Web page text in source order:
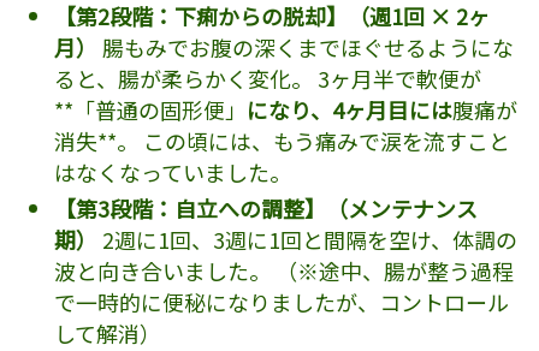
【第2段階：下痢からの脱却】（週1回 × 2ヶ
月）
腸もみでお腹の深くまでほぐせるようにな
ると、腸が柔らかく変化。 3ヶ月半で軟便が
**「普通の固形便」 になり、4ヶ月目には腹痛が
消失**。 この頃には、もう痛みで涙を流すこと
はなくなっていました。
【第3段階：自立への調整】（メンテナンス
期）
2週に1回、3週に1回と間隔を空け、体調の
波と向き合いました。 （※途中、腸が整う過程
で一時的に便秘になりましたが、コントロール
して解消）